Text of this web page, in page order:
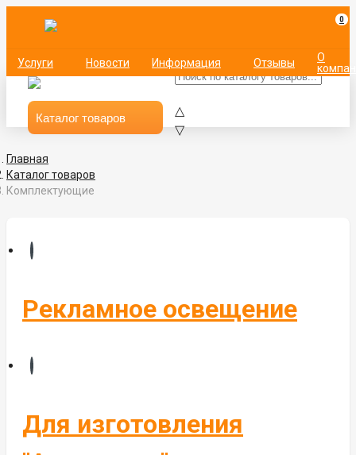
0
Услуги Новости Информация Отзывы
О
Каталог товаров
△
▽
Неоновые вывески
Люстры и бра
Светодиодная лента
Светодиодный неон
Бегущие строки
Управление светом
Главная
Каталог товаров
Комплектующие
Рекламное освещение
Для изготовления